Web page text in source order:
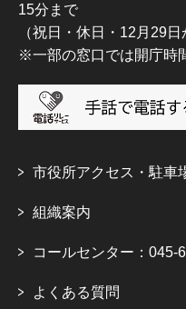
15分まで
（祝日・休日・12月29日
※一部の窓口では開庁時
市役所アクセス・駐車
組織案内
コールセンター：045-
よくある質問